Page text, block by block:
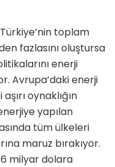
toplam
fazlasını oluştursa
enerji
Avrupa’daki enerji
oynaklığın
yapılan
tüm ülkeleri
maruz bırakıyor.
milyar dolara